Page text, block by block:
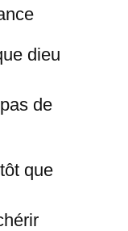
dieu
de
que